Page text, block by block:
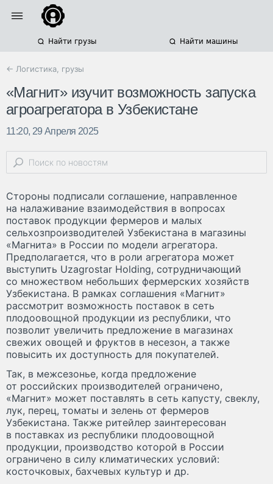
Найти грузы Найти машины
← Логистика, грузы
«Магнит» изучит возможность запуска
агроагрегатора в Узбекистане
11:20, 29 Апреля 2025
Стороны подписали соглашение, направленное
на налаживание взаимодействия в вопросах
поставок продукции фермеров и малых
сельхозпроизводителей Узбекистана в магазины
«Магнита» в России по модели агрегатора.
Предполагается, что в роли агрегатора может
выступить Uzagrostar Holding, сотрудничающий
со множеством небольших фермерских хозяйств
Узбекистана. В рамках соглашения «Магнит»
рассмотрит возможность поставок в сеть
плодоовощной продукции из республики, что
позволит увеличить предложение в магазинах
свежих овощей и фруктов в несезон, а также
повысить их доступность для покупателей.
Так, в межсезонье, когда предложение
от российских производителей ограничено,
«Магнит» может поставлять в сеть капусту, свеклу,
лук, перец, томаты и зелень от фермеров
Узбекистана. Также ритейлер заинтересован
в поставках из республики плодоовощной
продукции, производство которой в России
ограничено в силу климатических условий:
косточковых, бахчевых культур и др.